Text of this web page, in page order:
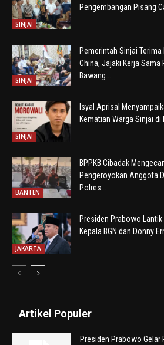
SINJAI
Pengembangan Pisang
SINJAI
Pemerintah Sinjai
China, Jajaki Kerja Sama
Bawang...
SINJAI
Isyal Aprisal
Kematian Warga Sinjai di
BANTEN
BPPKB Cibadak
Pengeroyokan Anggota
Polres...
JAKARTA
Presiden Prabowo
Kepala BGN dan Donny
Artikel Populer
Presiden Prabowo Gelar